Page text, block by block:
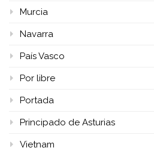
Murcia
Navarra
País Vasco
Por libre
Portada
Principado de Asturias
Vietnam